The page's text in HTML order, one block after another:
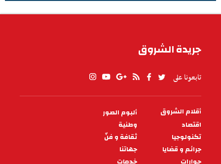
جريدة الشروق
تابعونا على
PIED
DE
PAGE
أقلام الشروق
ألبوم الصور
اقتصاد
وطنية
تكنولوجيا
ثقافة و فنّ
جرائم و قضايا
جهاتنا
حوارات
خدمات